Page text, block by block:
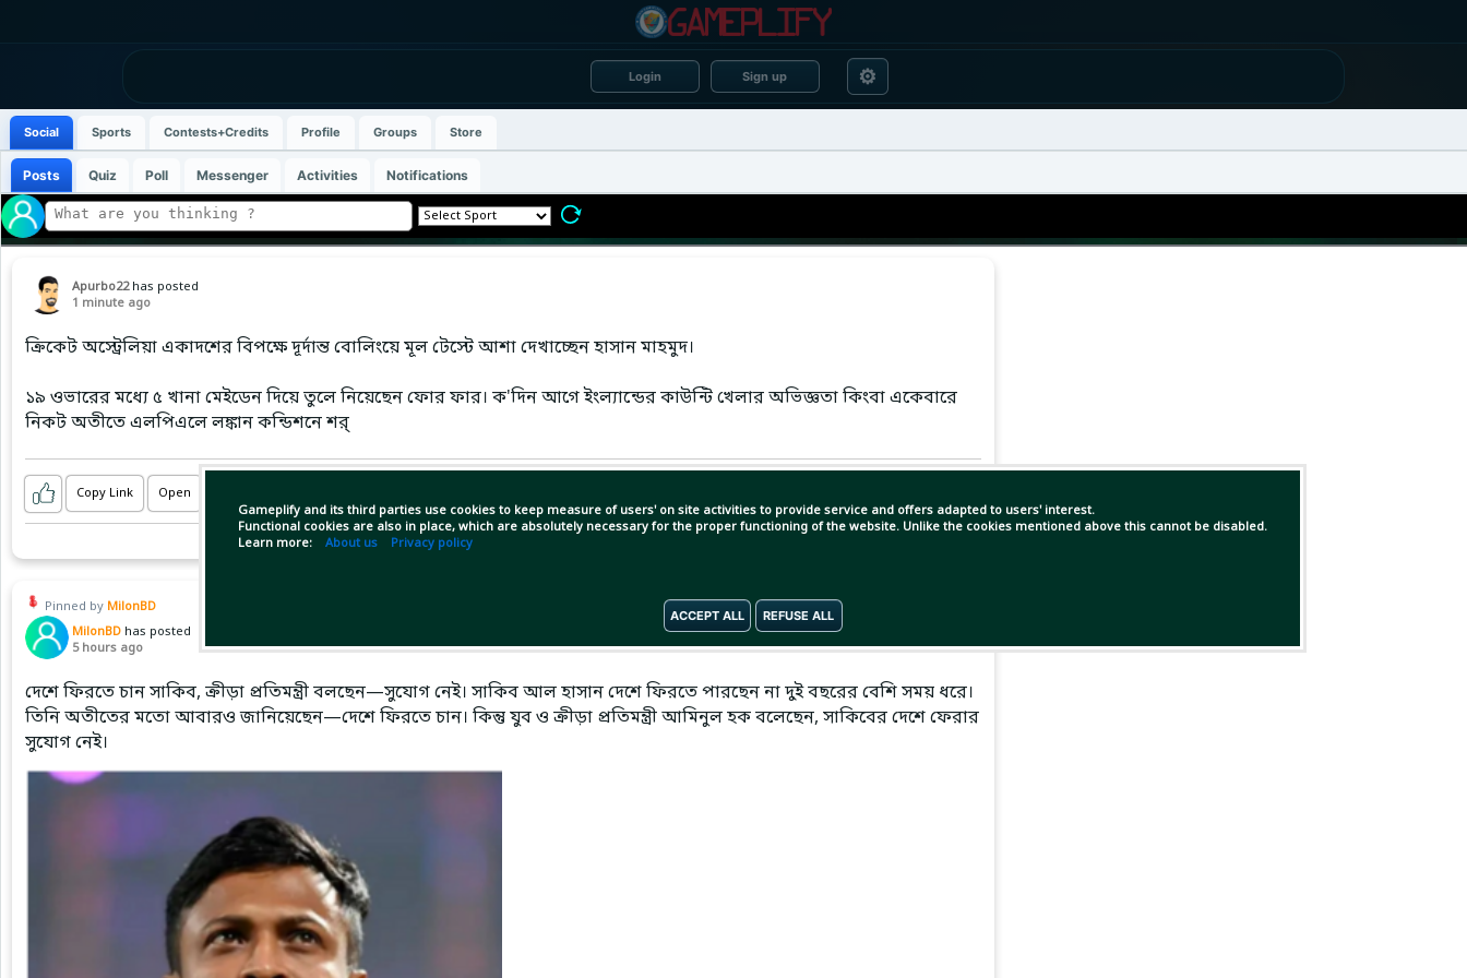
Login Sign up ⚙
Gameplify and its third parties use cookies to keep measure of users' on site activities to provide service and offers adapted to users' interest.
Functional cookies are also in place, which are absolutely necessary for the proper functioning of the website. Unlike the cookies mentioned above this cannot be disabled.
Learn more: About us Privacy policy
ACCEPT ALL REFUSE ALL
Social Sports Contests+Credits Profile Groups Store
Posts Quiz Poll Messenger Activities Notifications
Apurbo22 has posted
1 minute ago
ক্রিকেট অস্ট্রেলিয়া একাদশের বিপক্ষে দূর্দান্ত বোলিংয়ে মূল টেস্টে আশা দেখাচ্ছেন হাসান মাহমুদ।
১৯ ওভারের মধ্যে ৫ খানা মেইডেন দিয়ে তুলে নিয়েছেন ফোর ফার। ক'দিন আগে ইংল্যান্ডের কাউন্টি খেলার অভিজ্ঞতা কিংবা একেবারে
নিকট অতীতে এলপিএলে লঙ্কান কন্ডিশনে শর্
Copy Link Open
Pinned by MilonBD
MilonBD has posted
5 hours ago
দেশে ফিরতে চান সাকিব, ক্রীড়া প্রতিমন্ত্রী বলছেন—সুযোগ নেই। সাকিব আল হাসান দেশে ফিরতে পারছেন না দুই বছরের বেশি সময় ধরে।
তিনি অতীতের মতো আবারও জানিয়েছেন—দেশে ফিরতে চান। কিন্তু যুব ও ক্রীড়া প্রতিমন্ত্রী আমিনুল হক বলেছেন, সাকিবের দেশে ফেরার
সুযোগ নেই।